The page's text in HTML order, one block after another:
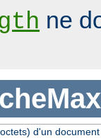
ne
d'un